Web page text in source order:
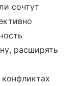
сочтут
расширять